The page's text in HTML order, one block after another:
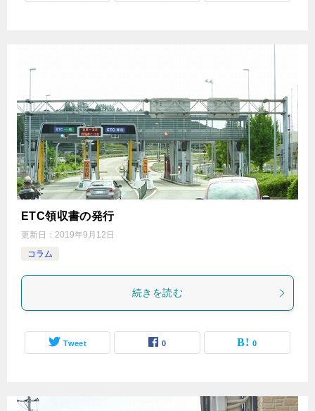
ETC領収書の発行
更新日： 2019年9月12日
コラム
続きを読む
Tweet 0 0